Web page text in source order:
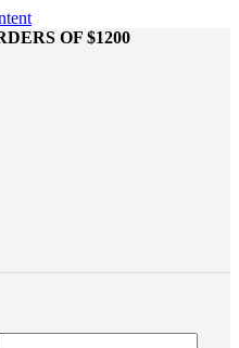
OF $1200